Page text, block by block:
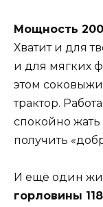
Мощность
Хватит и для
и для мягких
этом
трактор.
спокойно жать
получить
И ещё один
горловины